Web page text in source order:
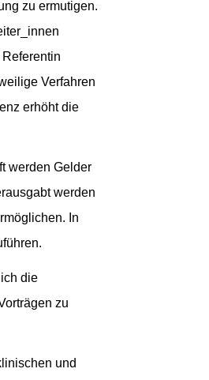
zu ermutigen.
Verfahren
erhöht die
werden Gelder
werden
In
die
zu
und